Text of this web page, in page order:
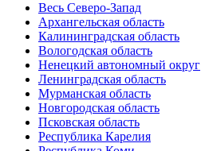
Весь Северо-Запад
Архангельская область
Калининградская область
Вологодская область
Ненецкий автономный округ
Ленинградская область
Мурманская область
Новгородская область
Псковская область
Республика Карелия